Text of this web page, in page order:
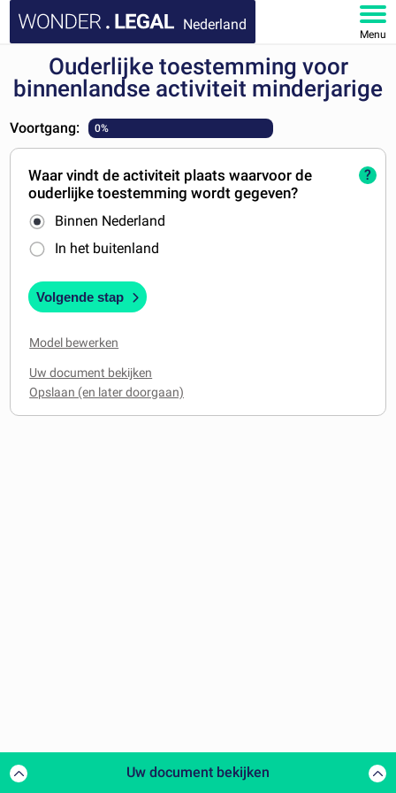
Nederland
Menu
HOME
MIJN ACCOUNT
Ouderlijke toestemming voor
binnenlandse activiteit minderjarige
Voortgang: 0%
Waar vindt de activiteit plaats waarvoor de
ouderlijke toestemming wordt gegeven?
Binnen Nederland
In het buitenland
?
Volgende stap
Model bewerken
Uw document bekijken
Uw document bekijken